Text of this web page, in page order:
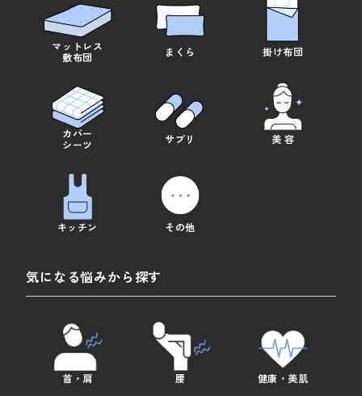
マットレス
敷布団
まくら 掛け布団
カバー
シーツ
サプリ 美 容
キッチン その他
気になる悩みから探す
首・肩 腰 健康・美肌